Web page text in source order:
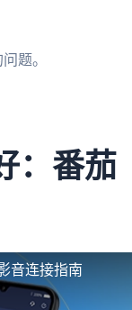
题。
：番茄
音连接指南